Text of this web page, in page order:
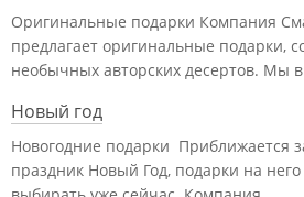
Оригинальные подарки Компания
предлагает оригинальные подарки,
необычных авторских десертов. Мы
Новый год
Новогодние подарки Приближается
праздник Новый Год, подарки на